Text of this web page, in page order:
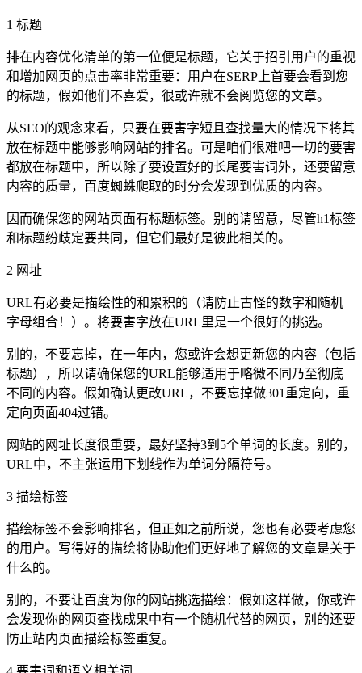
1 标题
排在内容优化清单的第一位便是标题，它关于招引用户的重视
和增加网页的点击率非常重要：用户在SERP上首要会看到您
的标题，假如他们不喜爱，很或许就不会阅览您的文章。
从SEO的观念来看，只要在要害字短且查找量大的情况下将其
放在标题中能够影响网站的排名。可是咱们很难吧一切的要害
都放在标题中，所以除了要设置好的长尾要害词外，还要留意
内容的质量，百度蜘蛛爬取的时分会发现到优质的内容。
因而确保您的网站页面有标题标签。别的请留意，尽管h1标签
和标题纷歧定要共同，但它们最好是彼此相关的。
2 网址
URL有必要是描绘性的和累积的（请防止古怪的数字和随机
字母组合！）。将要害字放在URL里是一个很好的挑选。
别的，不要忘掉，在一年内，您或许会想更新您的内容（包括
标题），所以请确保您的URL能够适用于略微不同乃至彻底
不同的内容。假如确认更改URL，不要忘掉做301重定向，重
定向页面404过错。
网站的网址长度很重要，最好坚持3到5个单词的长度。别的，
URL中，不主张运用下划线作为单词分隔符号。
3 描绘标签
描绘标签不会影响排名，但正如之前所说，您也有必要考虑您
的用户。写得好的描绘将协助他们更好地了解您的文章是关于
什么的。
别的，不要让百度为你的网站挑选描绘：假如这样做，你或许
会发现你的网页查找成果中有一个随机代替的网页，别的还要
防止站内页面描绘标签重复。